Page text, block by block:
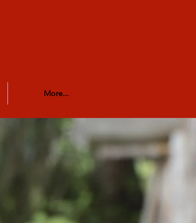
More...